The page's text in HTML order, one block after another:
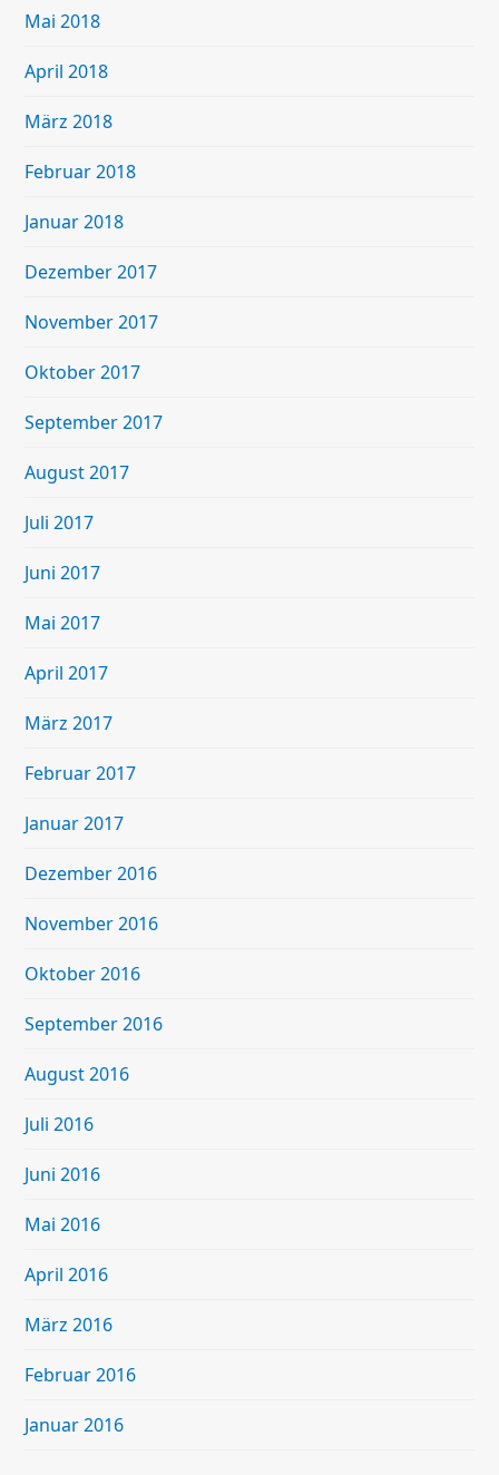
Mai 2018
April 2018
März 2018
Februar 2018
Januar 2018
Dezember 2017
November 2017
Oktober 2017
September 2017
August 2017
Juli 2017
Juni 2017
Mai 2017
April 2017
März 2017
Februar 2017
Januar 2017
Dezember 2016
November 2016
Oktober 2016
September 2016
August 2016
Juli 2016
Juni 2016
Mai 2016
April 2016
März 2016
Februar 2016
Januar 2016